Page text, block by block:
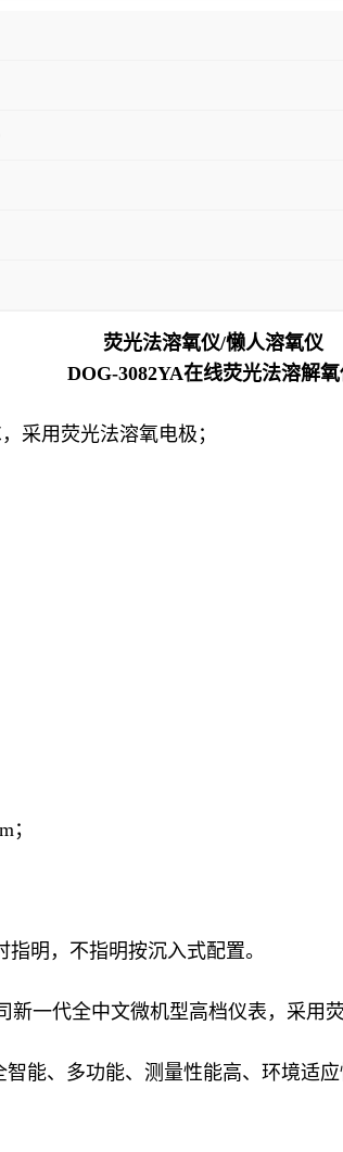
荧光法溶氧仪/懒人溶氧仪
DOG-3082YA在线荧光法溶解氧
采用荧光法溶氧电极；
；
明，不指明按沉入式配置。
新一代全中文微机型高档仪表，采用
能、多功能、测量性能高、环境适